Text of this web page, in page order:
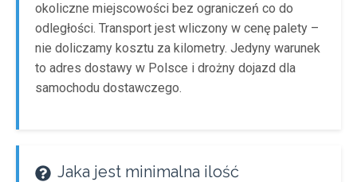
okoliczne miejscowości bez ograniczeń co do
odległości. Transport jest wliczony w cenę palety –
nie doliczamy kosztu za kilometry. Jedyny warunek
to adres dostawy w Polsce i drożny dojazd dla
samochodu dostawczego.
Jaka jest minimalna ilość